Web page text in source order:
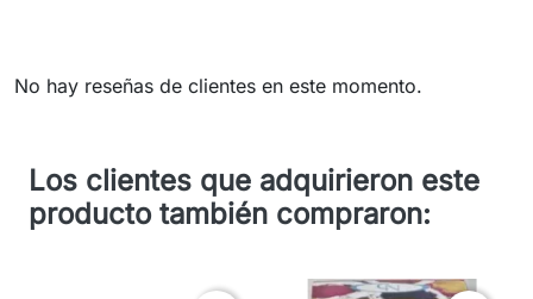
No hay reseñas de clientes en este momento.
Los clientes que adquirieron este
producto también compraron: